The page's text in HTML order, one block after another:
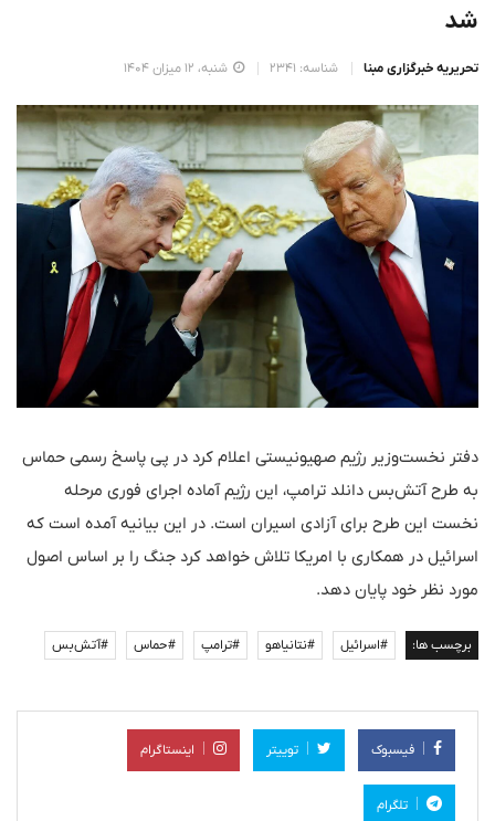
شد
تحریریه خبرگزاری مبنا شناسه: 2341 شنبه، 12 میزان 1404
دفتر نخست‌وزیر رژیم صهیونیستی اعلام کرد در پی پاسخ رسمی حماس
به طرح آتش‌بس دانلد ترامپ، این رژیم آماده اجرای فوری مرحله
نخست این طرح برای آزادی اسیران است. در این بیانیه آمده است که
اسرائیل در همکاری با امریکا تلاش خواهد کرد جنگ را بر اساس اصول
مورد نظر خود پایان دهد.
برچسب ها: #اسرائیل #نتانیاهو #ترامپ #حماس #آتش‌بس
فیسبوک توییتر اینستاگرام
تلگرام